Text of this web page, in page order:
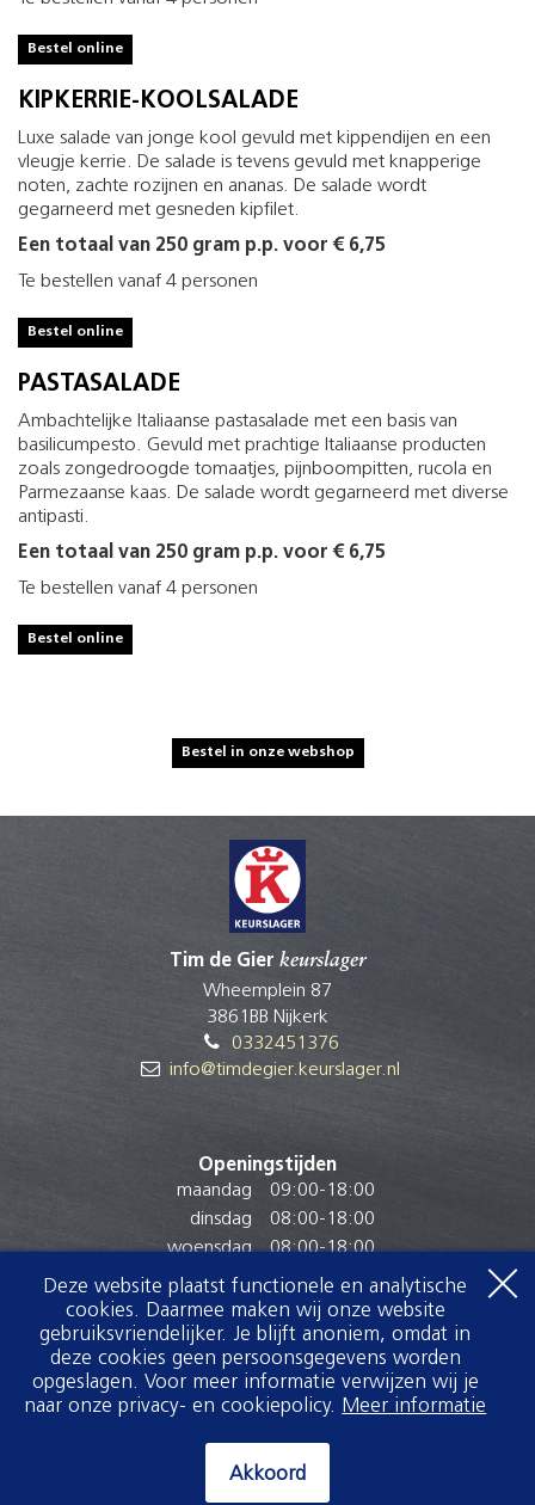
Bestel online
KIPKERRIE­-KOOLSALADE
Luxe salade van jonge kool gevuld met kippendijen en een
vleugje kerrie. De salade is tevens gevuld met knapperige
noten, zachte rozijnen en ananas. De salade wordt
gegarneerd met gesneden kipfilet.
Een totaal van 250 gram p.p. voor € 6,75
Te bestellen vanaf 4 personen
Bestel online
PASTASALADE
Ambachtelijke Italiaanse pastasalade met een basis van
basilicumpesto. Gevuld met prachtige Italiaanse producten
zoals zongedroogde tomaatjes, pijnboompitten, rucola en
Parmezaanse kaas. De salade wordt gegarneerd met diverse
antipasti.
Een totaal van 250 gram p.p. voor € 6,75
Te bestellen vanaf 4 personen
Bestel online
Bestel in onze webshop
Tim de Gier keurslager
Wheemplein 87
3861BB Nijkerk
0332451376
info@timdegier.keurslager.nl
Openingstijden
maandag
09:00-18:00
dinsdag
08:00-18:00
woensdag
08:00-18:00
donderdag
08:00 -
vrijdag
08:00- 18:30
zaterdag
07:30-16:30
zondag
Gesloten
Deze website plaatst functionele en analytische
cookies. Daarmee maken wij onze website
gebruiksvriendelijker. Je blijft anoniem, omdat in
deze cookies geen persoonsgegevens worden
opgeslagen. Voor meer informatie verwijzen wij je
naar onze privacy- en cookiepolicy. Meer informatie
Akkoord